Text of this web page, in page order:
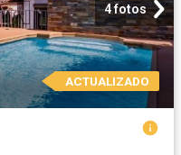
4 fotos
ACTUALIZADO